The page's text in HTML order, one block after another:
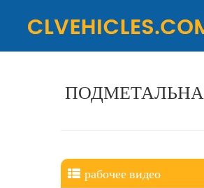
рабочее видео